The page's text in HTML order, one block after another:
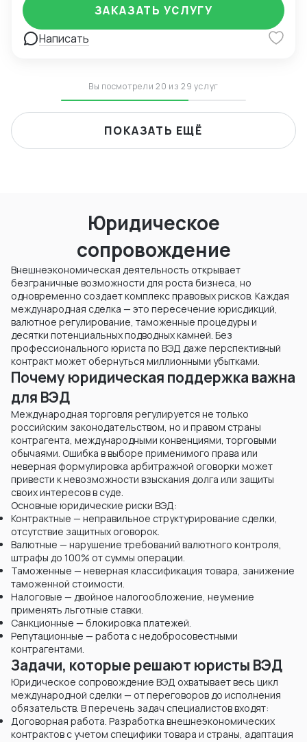
углеродных активов Углеродные налоги и "зелёные"
сделки Торговля углеродными квотами (CEA,
местные квоты, CCER)
оптимального суда для контракта Адаптация
действующего ВЭД контракта под последние
изменения с учетом применимого права. Правовое
заключение по контракту, рекомендации по
Написать
ЗАКАЗАТЬ УСЛУГУ
Вы посмотрели 20 из 29 услуг
ПОКАЗАТЬ ЕЩЁ
Юридическое
сопровождение
Внешнеэкономическая деятельность открывает
безграничные возможности для роста бизнеса, но
одновременно создает комплекс правовых рисков. Каждая
международная сделка — это пересечение юрисдикций,
валютное регулирование, таможенные процедуры и
десятки потенциальных подводных камней. Без
профессионального юриста по ВЭД даже перспективный
контракт может обернуться миллионными убытками.
Почему юридическая поддержка важна
для ВЭД
Международная торговля регулируется не только
российским законодательством, но и правом страны
контрагента, международными конвенциями, торговыми
обычаями. Ошибка в выборе применимого права или
неверная формулировка арбитражной оговорки может
привести к невозможности взыскания долга или защиты
своих интересов в суде.
Основные юридические риски ВЭД:
Контрактные — неправильное структурирование сделки,
отсутствие защитных оговорок.
Валютные — нарушение требований валютного контроля,
штрафы до 100% от суммы операции.
Таможенные — неверная классификация товара, занижение
таможенной стоимости.
Налоговые — двойное налогообложение, неумение
применять льготные ставки.
Санкционные — блокировка платежей.
Репутационные — работа с недобросовестными
контрагентами.
Задачи, которые решают юристы ВЭД
Юридическое сопровождение ВЭД охватывает весь цикл
международной сделки — от переговоров до исполнения
обязательств. В перечень задач специалистов входят:
Договорная работа. Разработка внешнеэкономических
контрактов с учетом специфики товара и страны, адаптация